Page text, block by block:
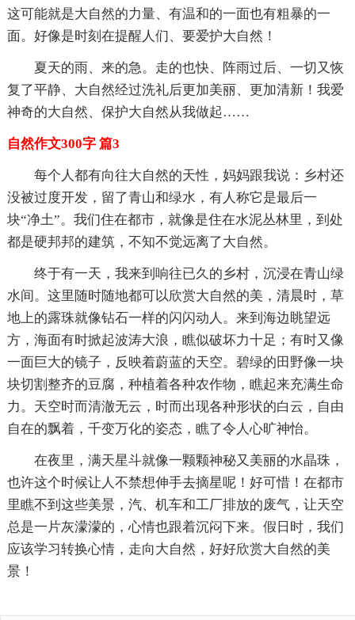
这可能就是大自然的力量、有温和的一面也有粗暴的一
面。好像是时刻在提醒人们、要爱护大自然！
夏天的雨、来的急。走的也快、阵雨过后、一切又恢
复了平静、大自然经过洗礼后更加美丽、更加清新！我爱
神奇的大自然、保护大自然从我做起……
自然作文300字 篇3
每个人都有向往大自然的天性，妈妈跟我说：乡村还
没被过度开发，留了青山和绿水，有人称它是最后一
块“净土”。我们住在都市，就像是住在水泥丛林里，到处
都是硬邦邦的建筑，不知不觉远离了大自然。
终于有一天，我来到响往已久的乡村，沉浸在青山绿
水间。这里随时随地都可以欣赏大自然的美，清晨时，草
地上的露珠就像钻石一样的闪闪动人。来到海边眺望远
方，海面有时掀起波涛大浪，瞧似破坏力十足；有时又像
一面巨大的镜子，反映着蔚蓝的天空。碧绿的田野像一块
块切割整齐的豆腐，种植着各种农作物，瞧起来充满生命
力。天空时而清澈无云，时而出现各种形状的白云，自由
自在的飘着，千变万化的姿态，瞧了令人心旷神怡。
在夜里，满天星斗就像一颗颗神秘又美丽的水晶珠，
也许这个时候让人不禁想伸手去摘星呢！好可惜！在都市
里瞧不到这些美景，汽、机车和工厂排放的废气，让天空
总是一片灰濛濛的，心情也跟着沉闷下来。假日时，我们
应该学习转换心情，走向大自然，好好欣赏大自然的美
景！